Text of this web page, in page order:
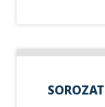
SOROZAT